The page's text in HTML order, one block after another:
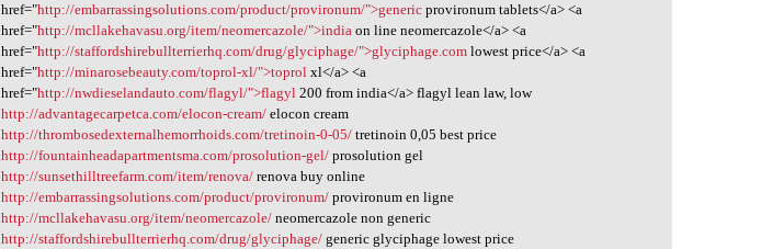
href="http://embarrassingsolutions.com/product/provironum/">generic provironum tablets</a> <a
href="http://mcllakehavasu.org/item/neomercazole/">india on line neomercazole</a> <a
href="http://staffordshirebullterrierhq.com/drug/glyciphage/">glyciphage.com lowest price</a> <a
href="http://minarosebeauty.com/toprol-xl/">toprol xl</a> <a
href="http://nwdieselandauto.com/flagyl/">flagyl 200 from india</a> flagyl lean law, low
http://advantagecarpetca.com/elocon-cream/ elocon cream
http://thrombosedexternalhemorrhoids.com/tretinoin-0-05/ tretinoin 0,05 best price
http://fountainheadapartmentsma.com/prosolution-gel/ prosolution gel
http://sunsethilltreefarm.com/item/renova/ renova buy online
http://embarrassingsolutions.com/product/provironum/ provironum en ligne
http://mcllakehavasu.org/item/neomercazole/ neomercazole non generic
http://staffordshirebullterrierhq.com/drug/glyciphage/ generic glyciphage lowest price